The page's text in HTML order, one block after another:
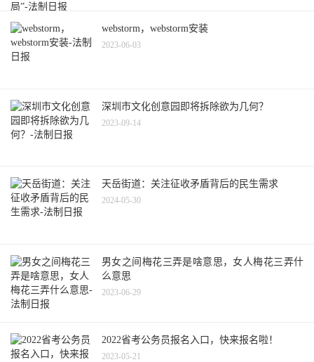
webstorm，webstorm安装
2023-06-03
深圳市文化创意园即将拆除欲为几何？
2023-09-14
天岳街道：关注征收矛盾背后的民生需求
2024-05-30
男女之间梅花三弄是啥意思，女人梅花三弄什
么意思
2023-06-29
2022省考公务员报名入口，快来报名啦！
2023-05-21